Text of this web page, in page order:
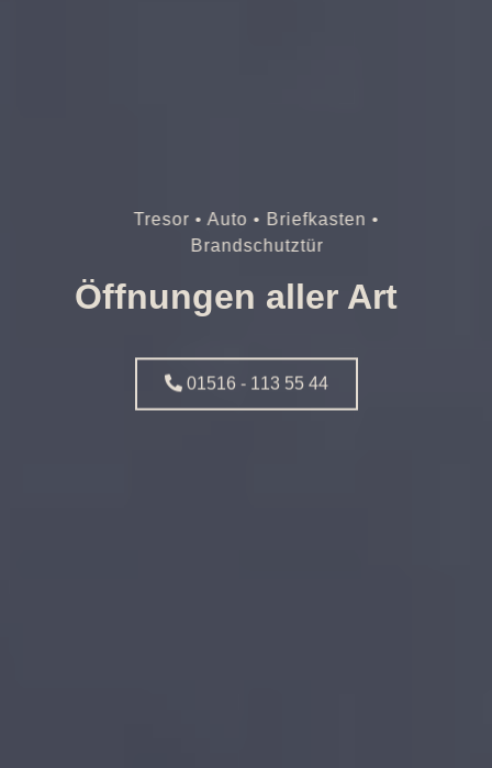
Tresor • Auto • Briefkasten •
Brandschutztür
Öffnungen aller Art
01516 - 113 55 44